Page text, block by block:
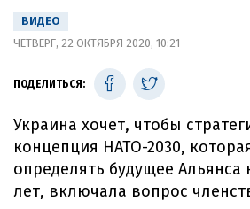
ВИДЕО
ЧЕТВЕРГ, 22 ОКТЯБРЯ 2020, 10:21
ПОДЕЛИТЬСЯ:
Украина хочет, чтобы
концепция НАТО-2030,
определять будущее
лет, включала вопрос